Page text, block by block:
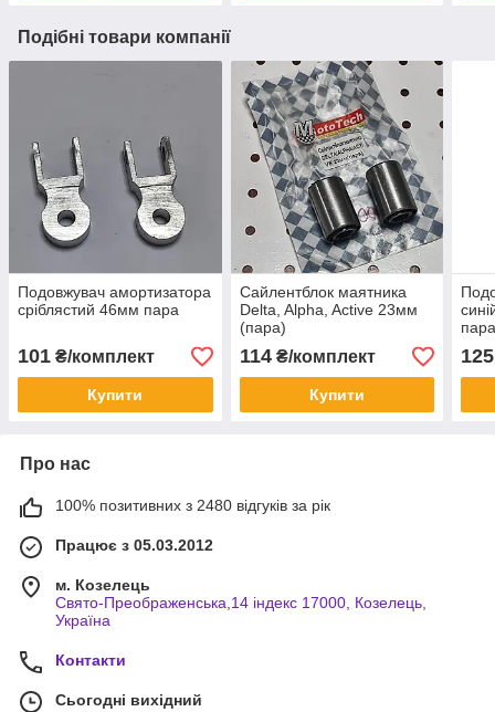
Подібні товари компанії
Подовжувач амортизатора
сріблястий 46мм пара
101 ₴/комплект
Купити
Сайлентблок маятника
Delta, Alpha, Active 23мм
(пара)
114₴/комплект
Купити
125
Про нас
100% позитивних з 2480 відгуків за рік
Працює з 05.03.2012
м. Козелець
Свято-Преображенська,14 індекс 17000, Козелець,
Україна
Контакти
Сьогодні вихідний